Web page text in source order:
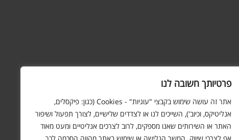
פרטיותך חשובה לנו
אתר זה עושה שימוש בקבצי "עוגיות" - Cookies (כגון: פיקסלים,
אנליטיקס, וכיוב'), השייכים לנו או לצדדים שלישיים, לצורך תפעול ושיפור
האתר או השירותים שאנו מספקים, לרוב לצרכים אנליטיים ומעט מאוד